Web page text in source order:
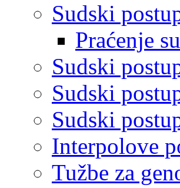
Sudski
Praćenje
Sudski
Sudski
Sudski
Interpolove
Tužbe za